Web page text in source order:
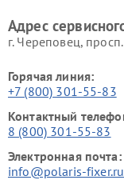
Адрес
г. Череповец,
Горячая линия:
+7 (800) 301-55-83
Контактный
8 (800) 301-55-83
Электронная почта:
info@polaris-fixer.ru